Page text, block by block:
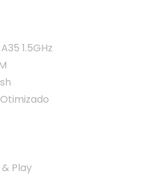
1.5GHz
Play